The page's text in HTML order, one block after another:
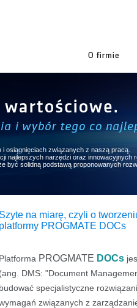
osiągnięciach związanych z naszą pracą.
najlepszych narzędzi oraz innowacyjnych
być solidną podstawą proponowanych
Szyte na miarę, czyli o
platformy PROGMATE DOCs
Platforma PROGMATE DOCs
(ang. DMS: "Document
budować specjalistyczne
związanych z